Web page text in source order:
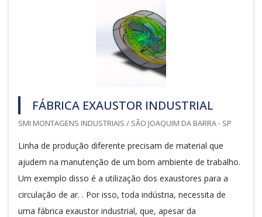
FÁBRICA EXAUSTOR INDUSTRIAL
SMI MONTAGENS INDUSTRIAIS / SÃO JOAQUIM DA BARRA - SP
Linha de produção diferente precisam de material que
ajudem na manutenção de um bom ambiente de trabalho.
Um exemplo disso é a utilização dos exaustores para a
circulação de ar. . Por isso, toda indústria, necessita de
uma fábrica exaustor industrial, que, apesar da